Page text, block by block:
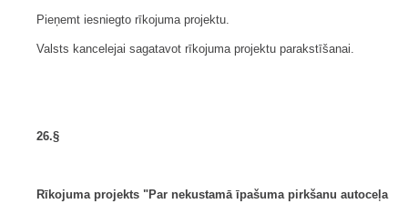
Pieņemt iesniegto rīkojuma projektu.
Valsts kancelejai sagatavot rīkojuma projektu parakstīšanai.
26.§
Rīkojuma projekts "Par nekustamā īpašuma pirkšanu autoceļa